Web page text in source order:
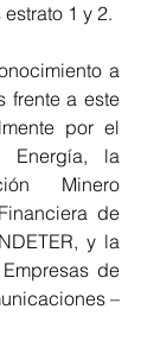
1 y 2.
a
frente a este
por el
Energía, la
Minero
de
y la
de
–